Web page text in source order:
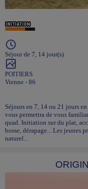
Séjour de 7, 14 jour(s)
POITIERS
Vienne - 86
Séjours en 7, 14 ou 21 jours
vous permettra de vous
quad. Initiation sur du plat,
bosse, dérapage... Les jeunes
naturel...